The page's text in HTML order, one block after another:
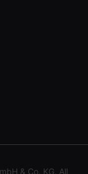
& Co. KG. All